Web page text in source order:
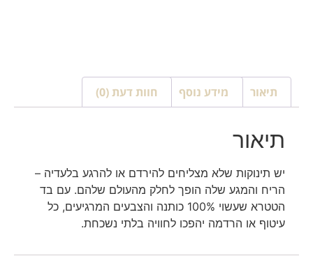
תיאור מידע נוסף חוות דעת (0)
תיאור
יש תינוקות שלא מצליחים להירדם או להרגע בלעדיה –
הריח והמגע שלה הופך לחלק מהעולם שלהם. עם בד
הטטרא שעשוי 100% כותנה והצבעים המרגיעים, כל
עיטוף או הרדמה יהפכו לחוויה בלתי נשכחת.